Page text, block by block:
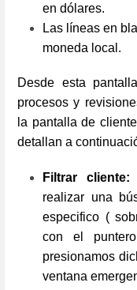
en dólares.
Las líneas en
moneda local.
Desde esta
procesos y
la pantalla de
detallan a
Filtrar cliente:
realizar una
especifico (
con el
presionamos
ventana